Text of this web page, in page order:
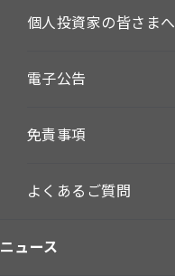
個人投資家の皆さまへ
電子公告
免責事項
よくあるご質問
ニュース